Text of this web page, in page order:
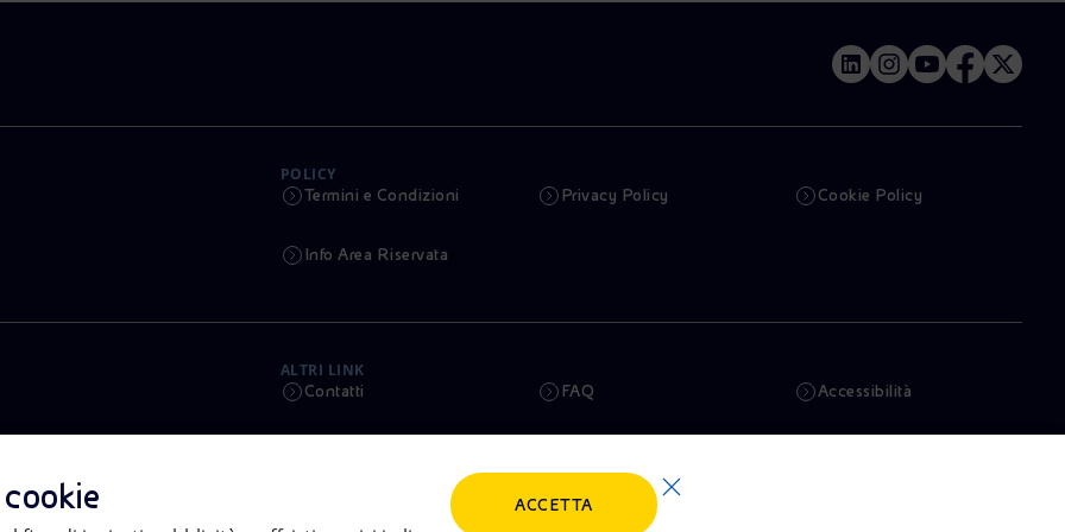
POLICY
Termini e Condizioni Privacy Policy Cookie Policy
Info Area Riservata
ALTRI LINK
Contatti FAQ Accessibilità
Truffe e Phishing
ACCETTA